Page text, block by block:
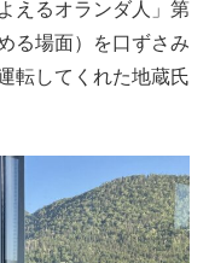
えるオランダ人」第
る場面）を口ずさみ
転してくれた地蔵氏